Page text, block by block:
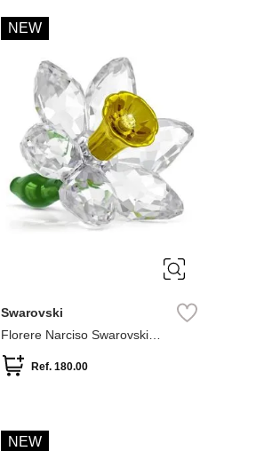
NEW
Swarovski
Florere Narciso Swarovski
Ref. 180.00
NEW